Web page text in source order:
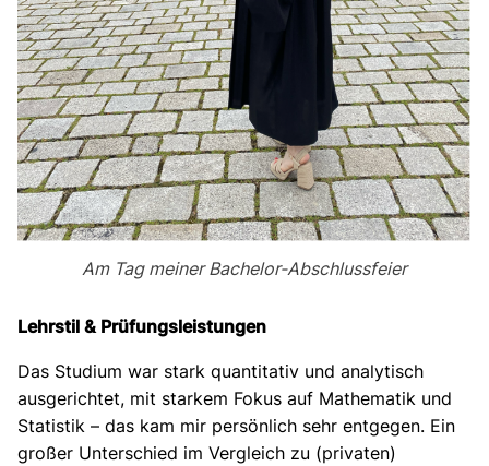
Am Tag meiner Bachelor-Abschlussfeier
Lehrstil & Prüfungsleistungen
Das Studium war stark quantitativ und analytisch
ausgerichtet, mit starkem Fokus auf Mathematik und
Statistik – das kam mir persönlich sehr entgegen. Ein
großer Unterschied im Vergleich zu (privaten)